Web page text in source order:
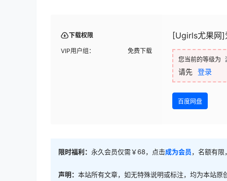
下载权限
VIP用户组： 免费下载
[Ugirls尤果网
您当前的等级为
请先 登录
百度网盘
限时福利： 永久会员仅需￥68，点击成为会员，名额有
声明： 本站所有文章，如无特殊说明或标注，均为本站